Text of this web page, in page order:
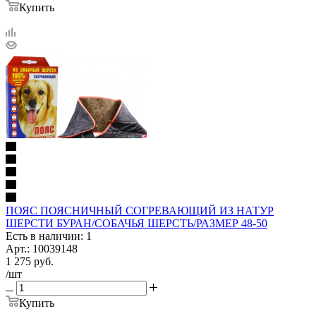
Купить
ПОЯС ПОЯСНИЧНЫЙ СОГРЕВАЮЩИЙ ИЗ НАТУР
ШЕРСТИ БУРАН/СОБАЧЬЯ ШЕРСТЬ/РАЗМЕР 48-50
Есть в наличии: 1
Арт.: 10039148
1 275 руб.
/шт
Купить